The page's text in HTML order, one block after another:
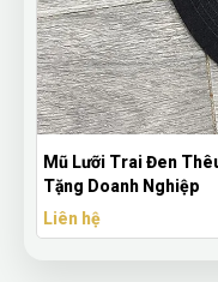
Lưỡi Trai Đen Thêu Logo
Doanh Nghiệp